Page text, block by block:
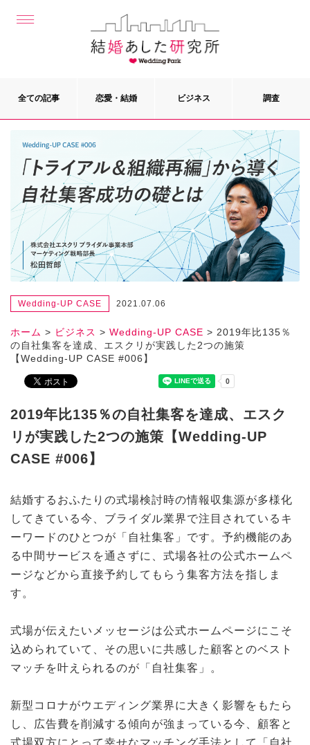
全ての記事 恋愛・結婚 ビジネス 調査
Wedding-UP CASE 2021.07.06
ホーム > ビジネス > Wedding-UP CASE > 2019年比135％
の自社集客を達成、エスクリが実践した2つの施策
【Wedding-UP CASE #006】
2019年比135％の自社集客を達成、エスク
リが実践した2つの施策【Wedding-UP
CASE #006】
結婚するおふたりの式場検討時の情報収集源が多様化
してきている今、ブライダル業界で注目されているキ
ーワードのひとつが「自社集客」です。予約機能のあ
る中間サービスを通さずに、式場各社の公式ホームペ
ージなどから直接予約してもらう集客方法を指しま
す。
式場が伝えたいメッセージは公式ホームページにこそ
込められていて、その思いに共感した顧客とのベスト
マッチを叶えられるのが「自社集客」。
新型コロナがウエディング業界に大きく影響をもたら
し、広告費を削減する傾向が強まっている今、顧客と
式場双方にとって幸せなマッチング手法として「自社